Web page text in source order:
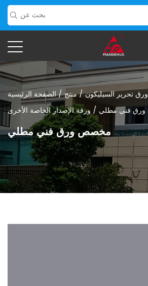
الصفحة الرئيسية/منتج/ورق تحرير السيليكون
ورقة الإصدار الخاصة الأخرى/ ورق فني مطلي
مخصص ورق فني مطلي